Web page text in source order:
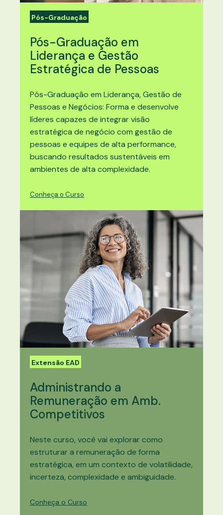
Pós-Graduação
Pós-Graduação em
Liderança e Gestão
Estratégica de Pessoas
Pós-Graduação em Liderança, Gestão de
Pessoas e Negócios: Forma e desenvolve
líderes capazes de integrar visão
estratégica de negócio com gestão de
pessoas e equipes de alta performance,
buscando resultados sustentáveis em
ambientes de alta complexidade.
Conheça o Curso
Extensão EAD
Administrando a
Remuneração em Amb.
Competitivos
Neste curso, você vai explorar como
estruturar a remuneração de forma
estratégica, em um contexto de volatilidade,
incerteza, complexidade e ambiguidade.
Conheça o Curso